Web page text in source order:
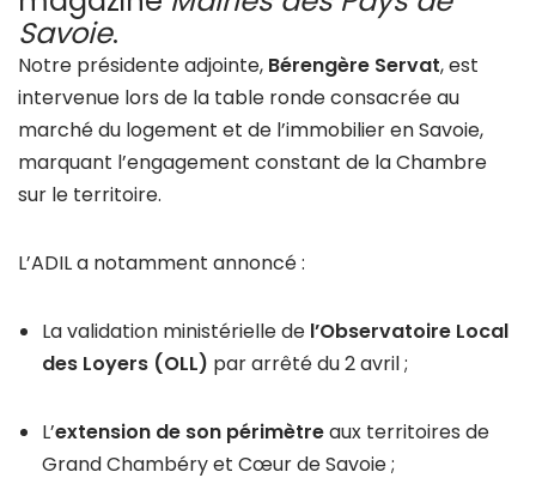
Savoie.
Notre présidente adjointe, Bérengère Servat, est
intervenue lors de la table ronde consacrée au
marché du logement et de l’immobilier en Savoie,
marquant l’engagement constant de la Chambre
sur le territoire.
L’ADIL a notamment annoncé :
La validation ministérielle de l’Observatoire Local
des Loyers (OLL) par arrêté du 2 avril ;
L’extension de son périmètreaux territoires de
Grand Chambéry et Cœur de Savoie ;